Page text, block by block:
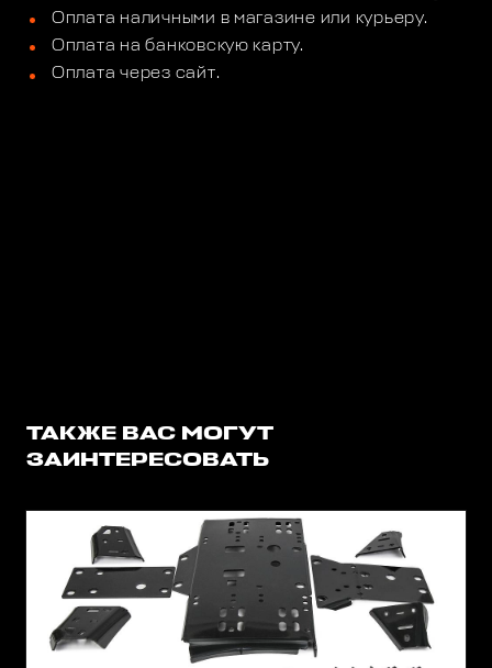
Оплата наличными в магазине или курьеру.
Оплата на банковскую карту.
Оплата через сайт.
ТАКЖЕ ВАС МОГУТ
ЗАИНТЕРЕСОВАТЬ